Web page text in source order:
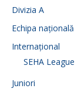
Divizia A
Echipa națională
Internațional
SEHA League
Juniori